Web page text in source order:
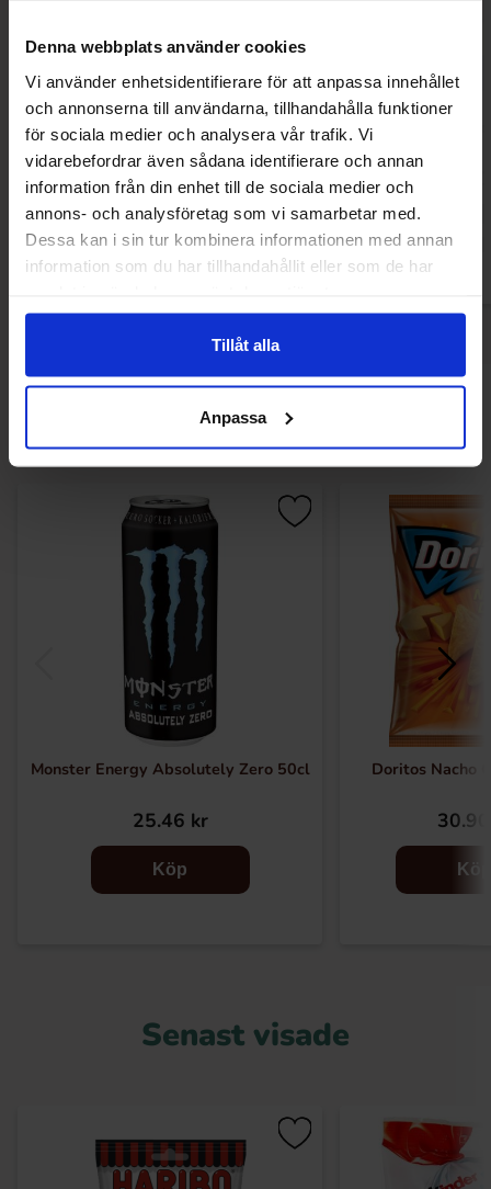
Denna webbplats använder cookies
Vi använder enhetsidentifierare för att anpassa innehållet
och annonserna till användarna, tillhandahålla funktioner
för sociala medier och analysera vår trafik. Vi
vidarebefordrar även sådana identifierare och annan
information från din enhet till de sociala medier och
annons- och analysföretag som vi samarbetar med.
Dessa kan i sin tur kombinera informationen med annan
information som du har tillhandahållit eller som de har
Tillåt alla
Anpassa
Elvan Toffix Sour 800g
89.90 kr
Köp
Andra gillade
Monster Energy Absolutely Zero 50cl
25.46 kr
Köp
Doritos Nacho
Köp
Senast visade